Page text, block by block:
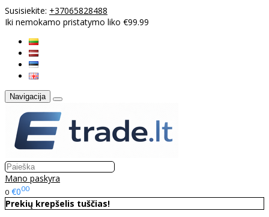
Susisiekite: +37065828488
Iki nemokamo pristatymo liko €99.99
Navigacija
Mano paskyra
0 €000
Prekių krepšelis tuščias!